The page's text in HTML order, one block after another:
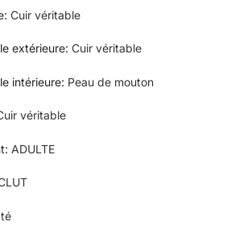
: Cuir véritable
extérieure: Cuir véritable
intérieure: Peau de mouton
véritable
: ADULTE